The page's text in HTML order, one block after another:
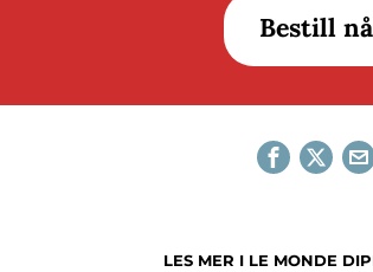
Bestill nå
LES MER I LE MONDE